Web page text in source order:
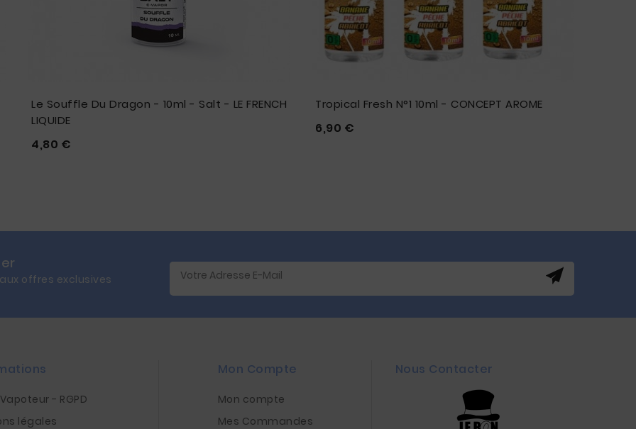
Le Souffle Du Dragon - 10ml - Salt - LE FRENCH
LIQUIDE
 
4,80 €
Tropical Fresh N°1 10ml - CONCEPT AROME
 
6,90 €
offres exclusives
- RGPD
légales
Mon Compte
Mon compte
Mes Commandes
Nous Contacter